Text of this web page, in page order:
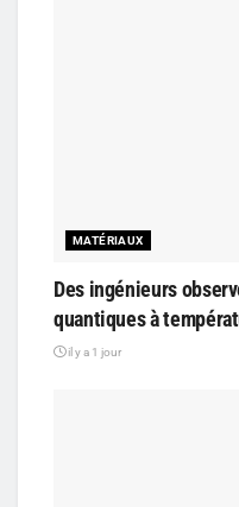
MATÉRIAUX
Des ingénieurs
quantiques à
il y a 1 jour